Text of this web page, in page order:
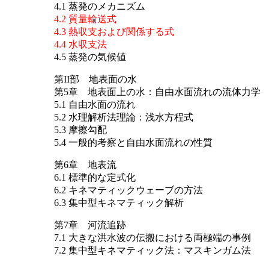
4.1 蒸発のメカニズム
4.2 質量輸送式
4.3 熱収支および関係する式
4.4 水収支法
4.5 蒸発の気候値
第II部 地表面の水
第5章 地表面上の水：自由水面流れの流体力学
5.1 自由水面の流れ
5.2 水理解析法理論：浅水方程式
5.3 摩擦勾配
5.4 一般的考察と自由水面流れの性質
第6章 地表流
6.1 標準的な定式化
6.2 キネマティックウェーブの方法
6.3 集中型キネマティック解析
第7章 河流追跡
7.1 大きな洪水波の伝搬における両極端の事例
7.2 集中型キネマティック法：マスキンガム法